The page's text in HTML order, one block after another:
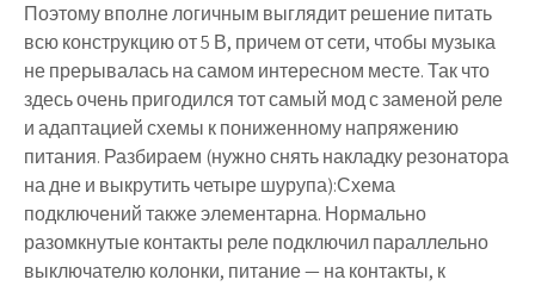
Поэтому вполне логичным выглядит решение питать
всю конструкцию от 5 В, причем от сети, чтобы музыка
не прерывалась на самом интересном месте. Так что
здесь очень пригодился тот самый мод с заменой реле
и адаптацией схемы к пониженному напряжению
питания. Разбираем (нужно снять накладку резонатора
на дне и выкрутить четыре шурупа):Схема
подключений также элементарна. Нормально
разомкнутые контакты реле подключил параллельно
выключателю колонки, питание — на контакты, к